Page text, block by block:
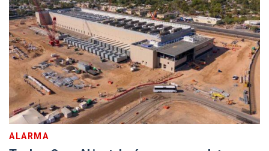
ALARMA